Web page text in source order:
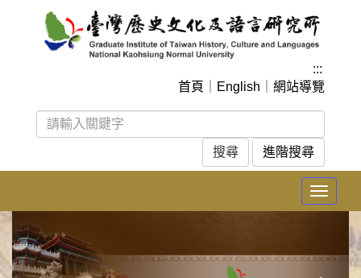
:::
首頁
English 網站導覽
進階搜尋
Toggle
上
一
一